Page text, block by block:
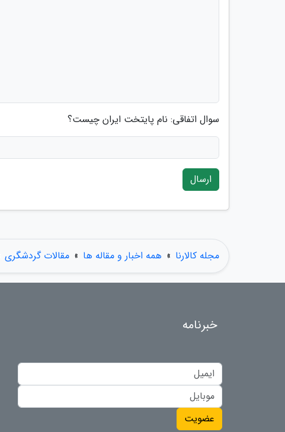
سوال اتفاقی: نام پایتخت ایران چیست؟
ارسال
مجله کالارنا » همه اخبار و مقاله ها » مقالات گردشگری
خبرنامه
عضویت